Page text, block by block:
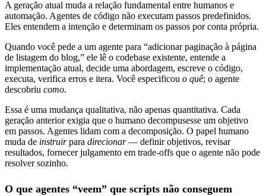
A geração atual muda a relação fundamental entre humanos e
automação. Agentes de código não executam passos predefinidos.
Eles entendem a intenção e determinam os passos por conta própria.
Quando você pede a um agente para “adicionar paginação à página
de listagem do blog,” ele lê o codebase existente, entende a
implementação atual, decide uma abordagem, escreve o código,
executa, verifica erros e itera. Você especificou o quê; o agente
descobriu como.
Essa é uma mudança qualitativa, não apenas quantitativa. Cada
geração anterior exigia que o humano decompusesse um objetivo
em passos. Agentes lidam com a decomposição. O papel humano
muda de instruirpara direcionar— definir objetivos, revisar
resultados, fornecer julgamento em trade-offs que o agente não pode
resolver sozinho.
O que agentes “veem” que scripts não conseguem